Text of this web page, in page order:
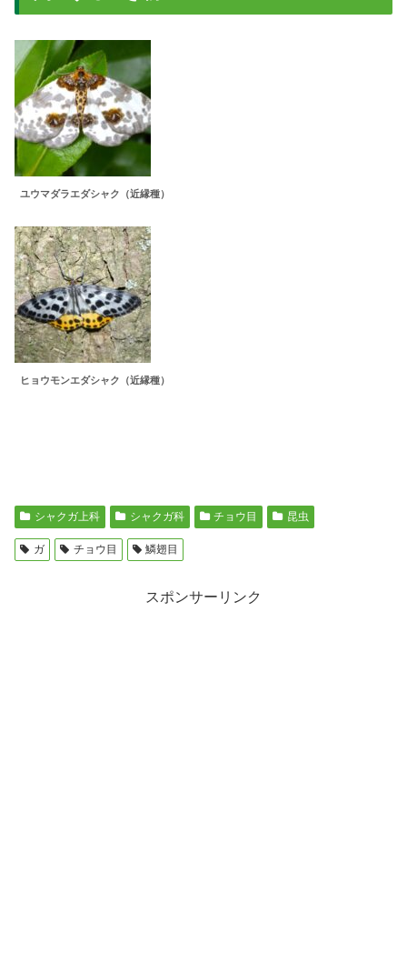
ユウマダラエダシャク（近縁種）
ヒョウモンエダシャク（近縁種）
シャクガ上科 シャクガ科 チョウ目 昆虫
ガ チョウ目 鱗翅目
スポンサーリンク